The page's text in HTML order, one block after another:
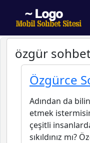
özgür
Özgürce
Adından da
etmek
çeşitli
sıkıldınız mı?